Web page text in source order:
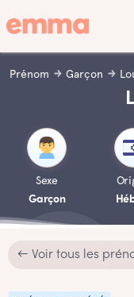
Prénom Garçon
Sexe
Garçon
← Voir tous les